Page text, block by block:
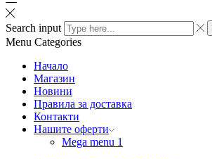
Search input
Menu Categories
Начало
Магазин
Новини
Правила за доставка
Контакти
Нашите оферти
Mega menu 1